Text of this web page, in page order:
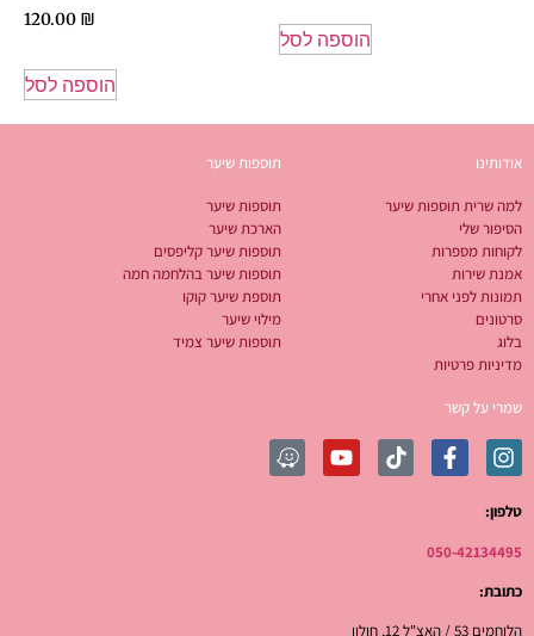
הוספה לסל
120.00 ₪
הוספה לסל
אודותינו
למה שרית תוספות שיער
הסיפור שלי
לקוחות מספרות
אמנת שירות
תמונות לפני אחרי
סרטונים
בלוג
מדיניות פרטיות
תוספות שיער
תוספות שיער
הארכת שיער
תוספות שיער קליפסים
תוספות שיער בהלחמה חמה
תוספת שיער קוקו
מילוי שיער
תוספות שיער צמיד
שמרי על קשר
טלפון:
050-42134495
כתובת:
הלוחמים 53 / האצ"ל 12, חולון